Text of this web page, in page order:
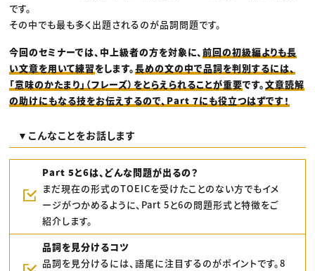
です。
その中でも最も多く出題されるのが品詞問題です。​
今回のセミナーでは、中上級者の方を対象に、前回の初級編よりも長
い文章を用いて練習をします。長めの文の中で品詞を判別するには、
「意味のかたまり」（フレーズ）をとらえられることが重要です。文章読解
の助けにもなる技をお伝えするので、Part 7にも役立つはずです！
▼こんなことをお話します
Part 5と6は、どんな問題が出るの？
まだ現在の形式のTOEICを受けたことのない方でもイメ
ージがつかめるように、Part 5と6の問題形式と特徴をご
紹介します。
品詞を見分けるコツ
品詞を見分けるには、語尾に注目するのがポイントです。8